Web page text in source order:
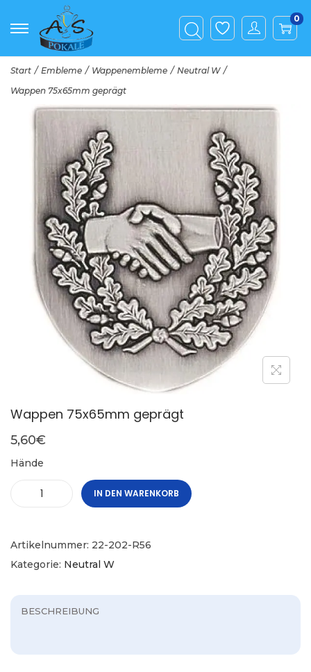
0
Start / Embleme / Wappenembleme / Neutral W /
Wappen 75x65mm geprägt
Wappen 75x65mm geprägt
5,60€
Hände
IN DEN WARENKORB
Artikelnummer: 22-202-R56
Kategorie: Neutral W
BESCHREIBUNG